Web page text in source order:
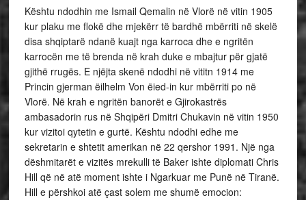
Kështu ndodhin me Ismail Qemalin në Vlorë në vitin 1905
kur plaku me flokë dhe mjekërr të bardhë mbërriti në skelë
disa shqiptarë ndanë kuajt nga karroca dhe e ngritën
karrocën me të brenda në krah duke e mbajtur për gjatë
gjithë rrugës. E njëjta skenë ndodhi në vititn 1914 me
Princin gjerman ëilhelm Von ëied-in kur mbërriti po në
Vlorë. Në krah e ngritën banorët e Gjirokastrës
ambasadorin rus në Shqipëri Dmitri Chukavin në vitin 1950
kur vizitoi qytetin e gurtë. Kështu ndodhi edhe me
sekretarin e shtetit amerikan në 22 qershor 1991. Një nga
dëshmitarët e vizitës mrekulli të Baker ishte diplomati Chris
Hill që në atë moment ishte i Ngarkuar me Punë në Tiranë.
Hill e përshkoi atë çast solem me shumë emocion: